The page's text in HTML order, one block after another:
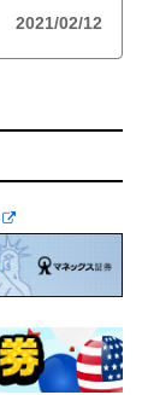
2021/02/12